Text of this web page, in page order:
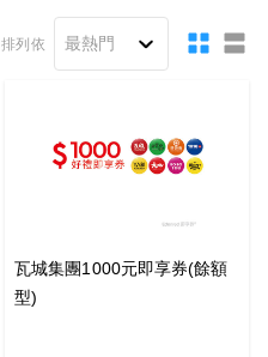
排列依
瓦城集團1000元即享券(餘額
型)